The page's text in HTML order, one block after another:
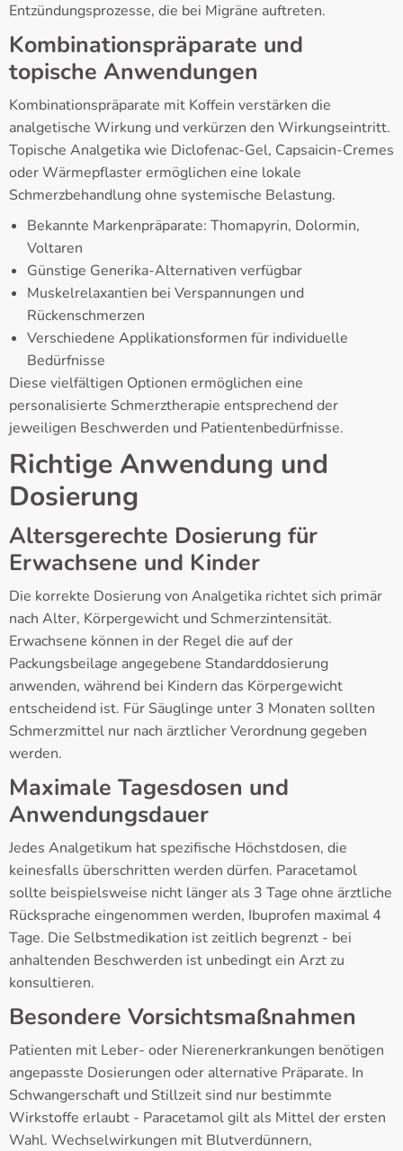
Entzündungsprozesse, die bei Migräne auftreten.
Kombinationspräparate und
topische Anwendungen
Kombinationspräparate mit Koffein verstärken die
analgetische Wirkung und verkürzen den Wirkungseintritt.
Topische Analgetika wie Diclofenac-Gel, Capsaicin-Cremes
oder Wärmepflaster ermöglichen eine lokale
Schmerzbehandlung ohne systemische Belastung.
Bekannte Markenpräparate: Thomapyrin, Dolormin,
Voltaren
Günstige Generika-Alternativen verfügbar
Muskelrelaxantien bei Verspannungen und
Rückenschmerzen
Verschiedene Applikationsformen für individuelle
Bedürfnisse
Diese vielfältigen Optionen ermöglichen eine
personalisierte Schmerztherapie entsprechend der
jeweiligen Beschwerden und Patientenbedürfnisse.
Richtige Anwendung und
Dosierung
Altersgerechte Dosierung für
Erwachsene und Kinder
Die korrekte Dosierung von Analgetika richtet sich primär
nach Alter, Körpergewicht und Schmerzintensität.
Erwachsene können in der Regel die auf der
Packungsbeilage angegebene Standarddosierung
anwenden, während bei Kindern das Körpergewicht
entscheidend ist. Für Säuglinge unter 3 Monaten sollten
Schmerzmittel nur nach ärztlicher Verordnung gegeben
werden.
Maximale Tagesdosen und
Anwendungsdauer
Jedes Analgetikum hat spezifische Höchstdosen, die
keinesfalls überschritten werden dürfen. Paracetamol
sollte beispielsweise nicht länger als 3 Tage ohne ärztliche
Rücksprache eingenommen werden, Ibuprofen maximal 4
Tage. Die Selbstmedikation ist zeitlich begrenzt - bei
anhaltenden Beschwerden ist unbedingt ein Arzt zu
konsultieren.
Besondere Vorsichtsmaßnahmen
Patienten mit Leber- oder Nierenerkrankungen benötigen
angepasste Dosierungen oder alternative Präparate. In
Schwangerschaft und Stillzeit sind nur bestimmte
Wirkstoffe erlaubt - Paracetamol gilt als Mittel der ersten
Wahl. Wechselwirkungen mit Blutverdünnern,